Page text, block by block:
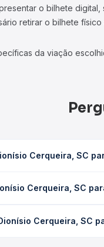
o bilhete
retirar o bilhete
da viação
Cerqueira, SC
você consulta os
Cerqueira, SC
Passagem você
Cerqueira, SC